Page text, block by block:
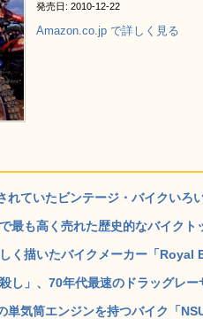
発売日: 2010-12-22
Amazon.co.jp で詳しく見る
れていたビンテージ・バイクいろ
最も高く売れた歴史的なバイクト
く描いたバイクメーカー「
し」、70年代最速のドラッグレ
単気筒エンジンを持つバイク「